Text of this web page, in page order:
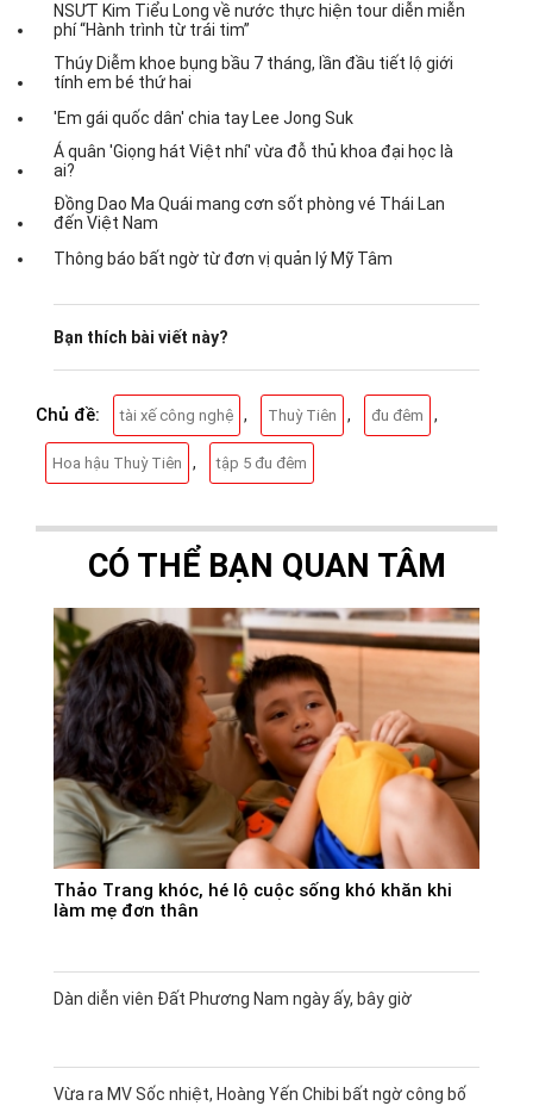
NSƯT Kim Tiểu Long về nước thực hiện tour diễn miễn
phí “Hành trình từ trái tim”
Thúy Diễm khoe bụng bầu 7 tháng, lần đầu tiết lộ giới
tính em bé thứ hai
'Em gái quốc dân' chia tay Lee Jong Suk
Á quân 'Giọng hát Việt nhí' vừa đỗ thủ khoa đại học là
ai?
Đồng Dao Ma Quái mang cơn sốt phòng vé Thái Lan
đến Việt Nam
Thông báo bất ngờ từ đơn vị quản lý Mỹ Tâm
Bạn thích bài viết này?
Chủ đề: tài xế công nghệ , Thuỳ Tiên , đu đêm ,
Hoa hậu Thuỳ Tiên , tập 5 đu đêm
CÓ THỂ BẠN QUAN TÂM
Thảo Trang khóc, hé lộ cuộc sống khó khăn khi
làm mẹ đơn thân
Dàn diễn viên Đất Phương Nam ngày ấy, bây giờ
Vừa ra MV Sốc nhiệt, Hoàng Yến Chibi bất ngờ công bố